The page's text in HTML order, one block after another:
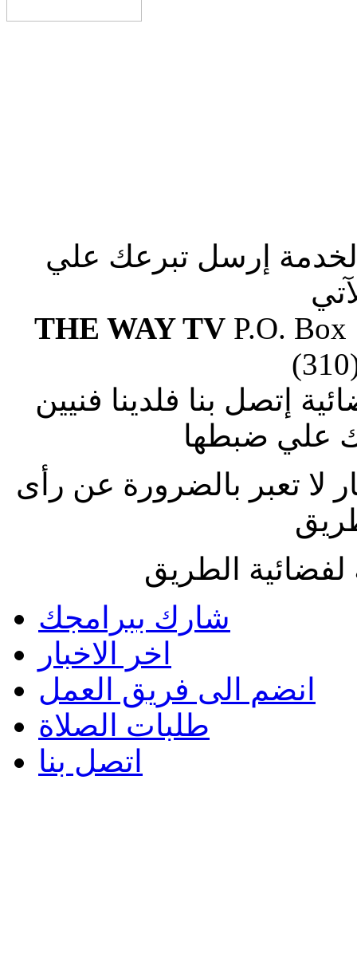
إرسل تبرعك علي
THE WAY TVP.O. Box
إتصل بنا فلدينا فنيين
علي ضبطها
لا تعبر بالضرورة عن رأى
الطريق
شارك ببرامجك
اخر الاخبار
انضم الى فريق العمل
طلبات الصلاة
اتصل بنا